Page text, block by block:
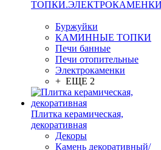
ТОПКИ.ЭЛЕКТРОКАМЕНКИ
Буржуйки
КАМИННЫЕ ТОПКИ
Печи банные
Печи отопительные
Электрокаменки
+ ЕЩЕ 2
Плитка керамическая,
декоративная
Декоры
Камень декоративный/